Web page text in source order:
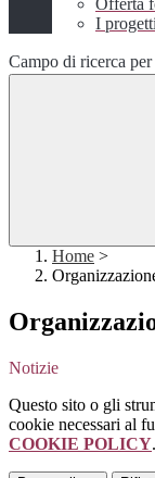
Offerta
I
Campo di ricerca
Home >
Notizie
Questo sito o gli
cookie necessari al
COOKIE POLICY.